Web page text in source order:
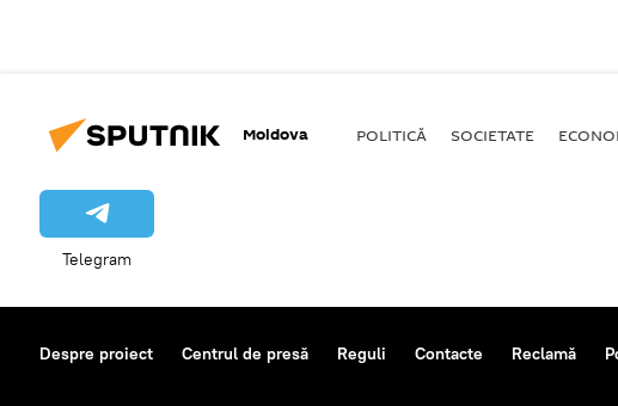
Moldova POLITICĂ SOCIETATE
Telegram
Despre proiect Centrul de presă Reguli Contacte Reclamă